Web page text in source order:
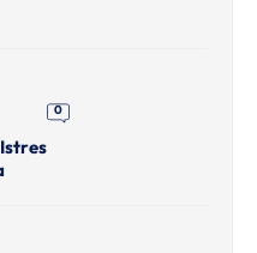
0